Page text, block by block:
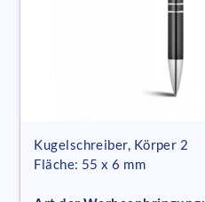
Kugelschreiber, Körper 2
Fläche: 55 x 6 mm